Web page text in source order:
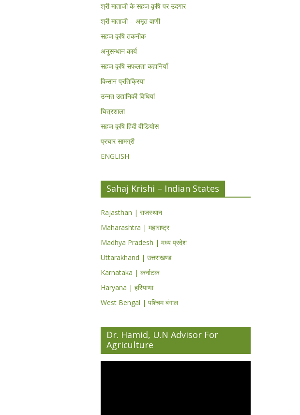
श्री माताजी के सहज कृषि पर उदगार
श्री माताजी – अमृत वाणी
सहज कृषि तकनीक
अनुसन्धान कार्य
सहज कृषि सफलता कहानियाँ
किसान प्रतिक्रिया
उन्नत उद्यानिकी विधियां
चित्रशाला
सहज कृषि हिंदी वीडियोस
प्रचार सामग्री
ENGLISH
Sahaj Krishi – Indian States
Rajasthan | राजस्थान
Maharashtra | महाराष्ट्र
Madhya Pradesh | मध्य प्रदेश
Uttarakhand | उत्तराखण्ड
Karnataka | कर्नाटक
Haryana | हरियाणा
West Bengal | पश्चिम बंगाल
Dr. Hamid, U.N Advisor For
Agriculture